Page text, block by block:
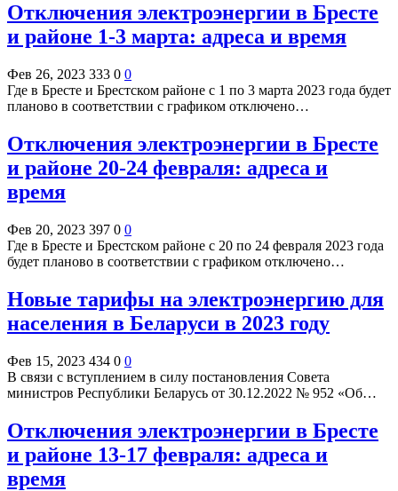
Отключения электроэнергии в Бресте
и районе 1-3 марта: адреса и время
Фев 26, 2023 333 0 0
Где в Бресте и Брестском районе с 1 по 3 марта 2023 года будет
планово в соответствии с графиком отключено…
Отключения электроэнергии в Бресте
и районе 20-24 февраля: адреса и
время
Фев 20, 2023 397 0 0
Где в Бресте и Брестском районе с 20 по 24 февраля 2023 года
будет планово в соответствии с графиком отключено…
Новые тарифы на электроэнергию для
населения в Беларуси в 2023 году
Фев 15, 2023 434 0 0
В связи с вступлением в силу постановления Совета
министров Республики Беларусь от 30.12.2022 № 952 «Об…
Отключения электроэнергии в Бресте
и районе 13-17 февраля: адреса и
время